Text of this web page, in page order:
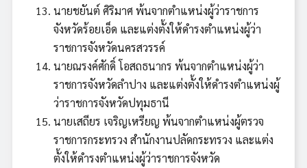
นายชยันต์ ศิริมาศ พ้นจากตำแหน่งผู้ว่าราชการ
จังหวัดร้อยเอ็ด และแต่งตั้งให้ดำรงตำแหน่งผู้ว่า
ราชการจังหวัดนครสวรรค์
นายณรงค์ศักดิ์ โอสถธนากร พ้นจากตำแหน่งผู้ว่า
ราชการจังหวัดลำปาง และแต่งตั้งให้ดำรงตำแหน่งผู้
ว่าราชการจังหวัดปทุมธานี
นายเสถียร เจริญเหรียญ พ้นจากตำแหน่งผู้ตรวจ
ราชการกระทรวง สำนักงานปลัดกระทรวง และแต่ง
ตั้งให้ดำรงตำแหน่งผู้ว่าราชการจังหวัด